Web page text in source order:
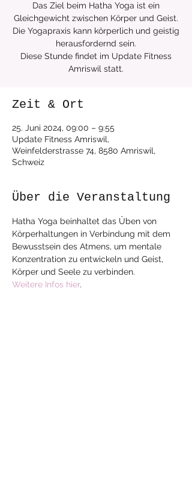
Das Ziel beim Hatha Yoga ist ein
Gleichgewicht zwischen Körper und Geist.
Die Yogapraxis kann körperlich und geistig
herausfordernd sein.
Diese Stunde findet im Update Fitness
Zeit & Ort
25. Juni 2024, 09:00 – 9:55
Update Fitness Amriswil,
Weinfelderstrasse 74, 8580 Amriswil,
Schweiz
Über die Veranstaltung
Hatha Yoga beinhaltet das Üben von
Körperhaltungen in Verbindung mit dem
Bewusstsein des Atmens, um mentale
Konzentration zu entwickeln und Geist,
Körper und Seele zu verbinden.
Weitere Infos hier.